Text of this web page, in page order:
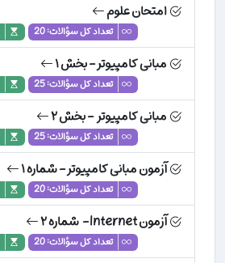
امتحان علوم
تعداد کل سؤالات: 20
مبانی کامپیوتر- بخش ۱
تعداد کل سؤالات: 25
مبانی کامپیوتر - بخش ۲
تعداد کل سؤالات: 25
آزمون مبانی کامپیوتر- شماره ۱
تعداد کل سؤالات: 20
آزمون Internet- شماره ۲
تعداد کل سؤالات: 20